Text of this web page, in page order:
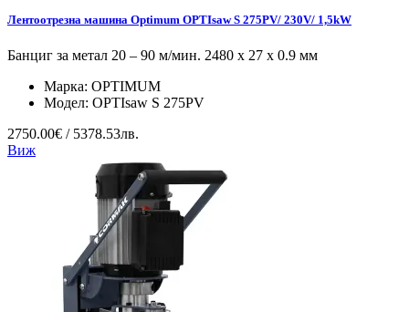
Лентоотрезна машина Optimum OPTIsaw S 275PV/ 230V/ 1,5kW
Банциг за метал 20 – 90 м/мин. 2480 х 27 х 0.9 мм
Марка: OPTIMUM
Модел: OPTIsaw S 275PV
2750.00€ / 5378.53лв.
Виж